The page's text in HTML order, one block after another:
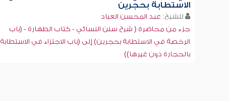
الاستطابة بحجرين
للشيخ: عبد المحسن العباد
جزء من محاضرة ( شرح سنن النسائي - كتاب الطهارة - (باب
الرخصة في الاستطابة بحجرين) إلى (باب الاجتزاء في الاستطابة
بالحجارة دون غيرها))